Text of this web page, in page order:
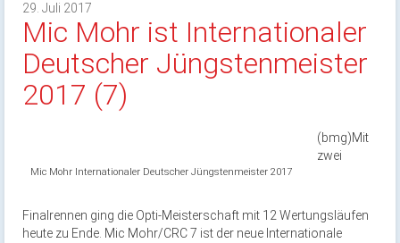
29. Juli 2017
Mic Mohr ist Internationaler
Deutscher Jüngstenmeister
2017 (7)
Mic Mohr Internationaler Deutscher Jüngstenmeister 2017
(bmg)Mit
zwei
Finalrennen ging die Opti-Meisterschaft mit 12 Wertungsläufen
heute zu Ende. Mic Mohr/CRC 7 ist der neue Internationale